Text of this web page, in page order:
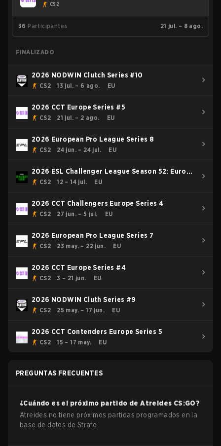
CS2
36 Participantes 21 jul. – 8 ago.
FINALIZADO
2026 NODWIN Clutch Series #10
CS2 13 jul. – 6 ago. EU
2026 CCT Europe Series #5
CS2 21 jul. – 2 ago. EU
2026 European Pro League Series 8
CS2 24 jun. – 24 jul. EU
2026 ESL Challenger League Season 52: Europe
- Cup #1
CS2 12 – 14 jul. EU
2026 CCT Challengers Europe Series 4
CS2 27 jun. – 5 jul. EU
2026 European Pro League Series 7
CS2 23 may. – 22 jun. EU
2026 CCT Europe Series #4
CS2 3 – 21 jun. EU
2026 NODWIN Cluth Series #9
CS2 25 may. – 17 jun. EU
2026 CCT Contenders Europe Series 5
CS2 15 – 17 may. EU
PREGUNTAS FRECUENTES
¿Cuándo es el próximo partido deAtreides CS:GO?
Atreides no tiene próximos partidas programados en la
base de datos de Strafe.